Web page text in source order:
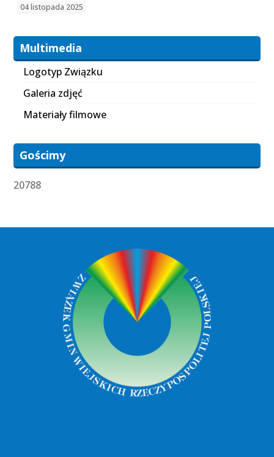
04 listopada 2025
Multimedia
Logotyp Związku
Galeria zdjęć
Materiały filmowe
Gościmy
20788